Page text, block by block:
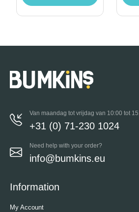
Van maandag tot vrijdag van 10:00 tot
+31 (0) 71-230 1024
Need help with your order?
info@bumkins.eu
Information
My Account